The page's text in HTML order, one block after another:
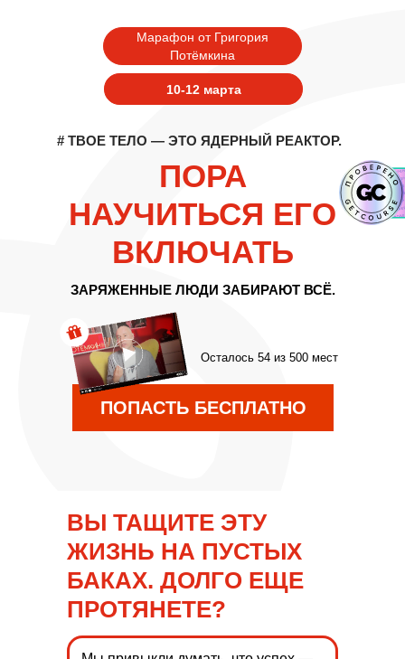
ПОРА
НАУЧИТЬСЯ ЕГО
ВКЛЮЧАТЬ
Осталось 54 из 500 мест
Марафон от Григория
Потёмкина
10-12 марта
ЗАРЯЖЕННЫЕ ЛЮДИ ЗАБИРАЮТ ВСЁ.
ПОПАСТЬ БЕСПЛАТНО
# ТВОЕ ТЕЛО — ЭТО ЯДЕРНЫЙ РЕАКТОР.
ВЫ ТАЩИТЕ ЭТУ
ЖИЗНЬ НА ПУСТЫХ
БАКАХ. ДОЛГО ЕЩЕ
ПРОТЯНЕТЕ?